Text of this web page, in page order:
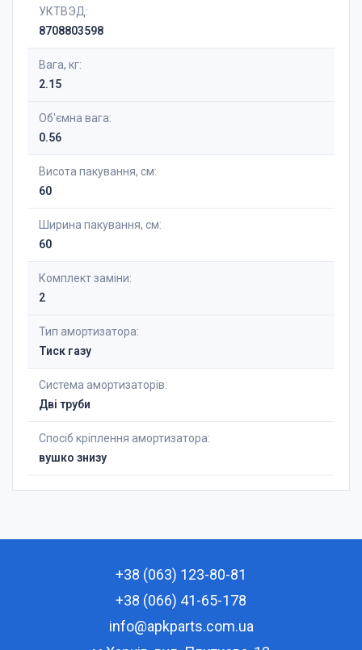
УКТВЭД:
8708803598
Вага, кг:
2.15
Об'ємна вага:
0.56
Висота пакування, см:
60
Ширина пакування, см:
60
Комплект заміни:
2
Тип амортизатора:
Тиск газу
Система амортизаторів:
Дві труби
Спосіб кріплення амортизатора:
вушко знизу
+38 (063) 123-80-81
+38 (066) 41-65-178
info@apkparts.com.ua